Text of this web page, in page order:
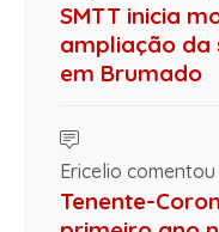
SMTT inicia
ampliação da
em Brumado
Ericelio comentou
Tenente-